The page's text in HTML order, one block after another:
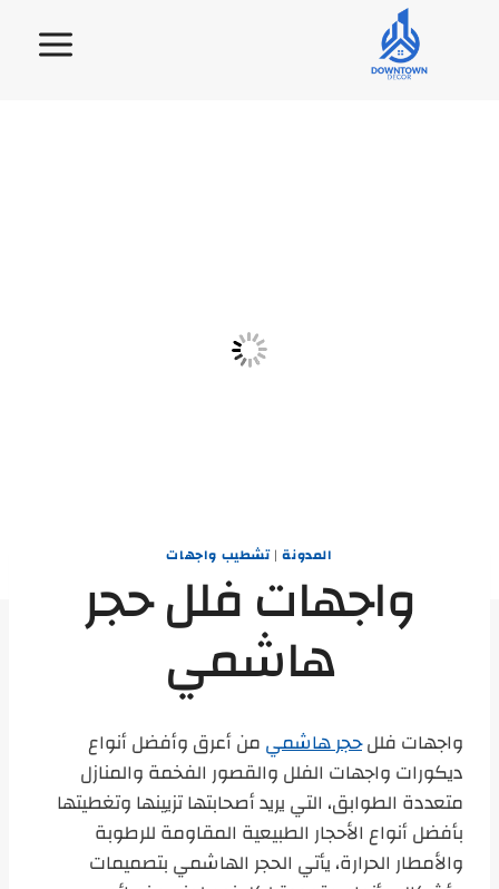
المدونة|تشطيب واجهات
واجهات فلل حجر
هاشمي
واجهات فللحجر هاشميمن أعرق وأفضل أنواع
ديكورات واجهات الفلل والقصور الفخمة والمنازل
متعددة الطوابق، التي يريد أصحابتها تزيينها وتغطيتها
بأفضل أنواع الأحجار الطبيعية المقاومة للرطوبة
والأمطار الحرارة، يأتي الحجر الهاشمي بتصميمات